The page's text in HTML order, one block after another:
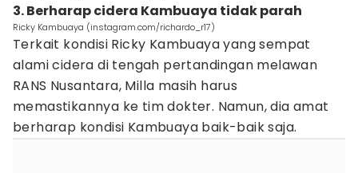
3. Berharap cidera Kambuaya tidak parah
Ricky Kambuaya (instagram.com/richardo_r17)
Terkait kondisi Ricky Kambuaya yang sempat
alami cidera di tengah pertandingan melawan
RANS Nusantara, Milla masih harus
memastikannya ke tim dokter. Namun, dia amat
berharap kondisi Kambuaya baik-baik saja.